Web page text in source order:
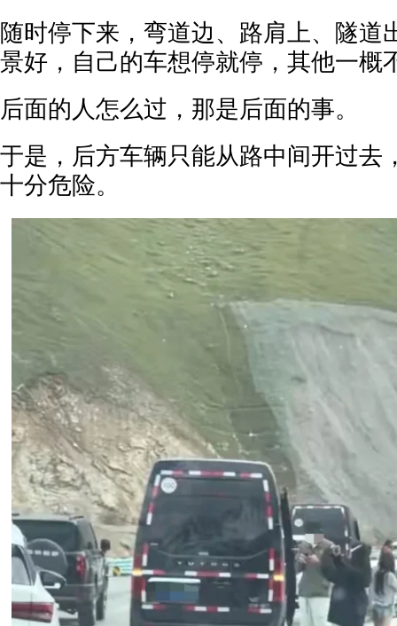
随时停下来，弯道边、路肩上、隧道
景好，自己的车想停就停，其他一概
后面的人怎么过，那是后面的事。
于是，后方车辆只能从路中间开过去
十分危险。